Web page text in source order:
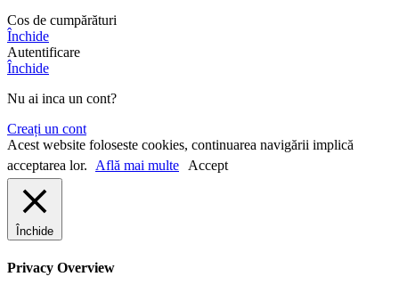
Cos de cumpărături
Închide
Autentificare
Închide
Nu ai inca un cont?
Creați un cont
Acest website foloseste cookies, continuarea navigării implică
acceptarea lor.
Află mai multe Accept
Închide
Privacy Overview